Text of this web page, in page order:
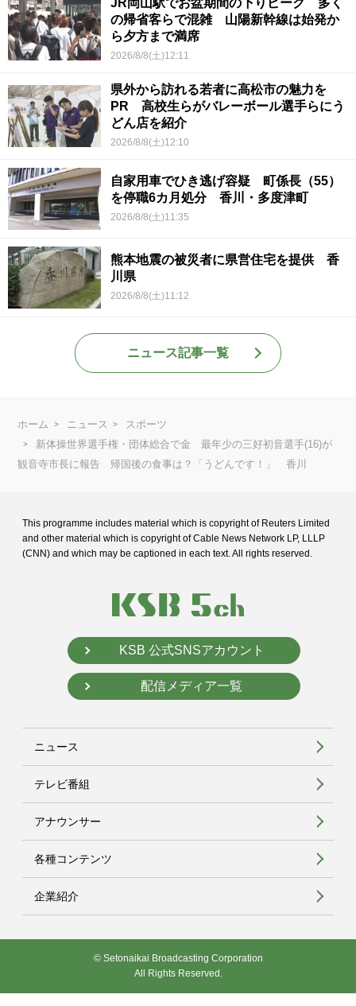
JR岡山駅でお盆期間の下りピーク 多く
の帰省客らで混雑 山陽新幹線は始発か
ら夕方まで満席
2026/8/8(土)12:11
県外から訪れる若者に高松市の魅力を
PR 高校生らがバレーボール選手らにう
どん店を紹介
2026/8/8(土)12:10
自家用車でひき逃げ容疑 町係長（55）
を停職6カ月処分 香川・多度津町
2026/8/8(土)11:35
熊本地震の被災者に県営住宅を提供 香
川県
2026/8/8(土)11:12
ニュース記事一覧
ホーム ニュース
スポーツ
新体操世界選手権・団体総合で金 最年少の三好初音選手(16)が
観音寺市長に報告 帰国後の食事は？「うどんです！」 香川
This programme includes material which is copyright of Reuters Limited
and other material which is copyright of Cable News Network LP, LLLP
(CNN) and which may be captioned in each text. All rights reserved.
KSB 公式SNSアカウント
配信メディア一覧
ニュース
テレビ番組
アナウンサー
各種コンテンツ
企業紹介
© Setonaikai Broadcasting Corporation
All Rights Reserved.